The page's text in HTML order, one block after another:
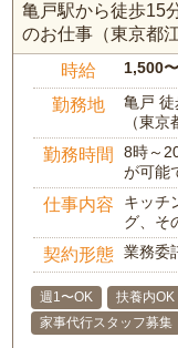
亀戸駅から徒歩15
のお仕事（東京都
時給 1,500
勤務地
亀戸
（東京
勤務時間
8時～
が可能
仕事内容
キッチ
グ、そ
契約形態 業務委
週1〜OK 扶養内OK
家事代行スタッフ募集